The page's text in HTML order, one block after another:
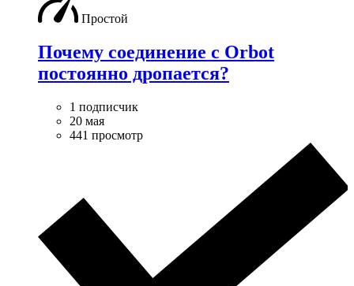
Простой
Почему соединение с Orbot
постоянно дропается?
1 подписчик
20 мая
441 просмотр